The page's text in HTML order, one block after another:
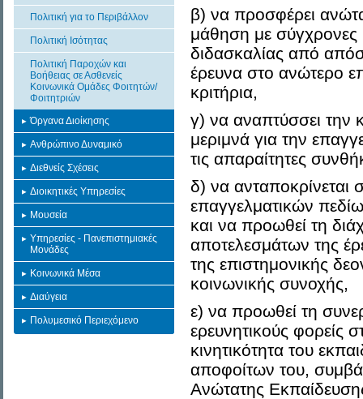
Πολιτική για το Περιβάλλον
Πολιτική Ισότητας
Πολιτική Παροχών και
Βοήθειας σε Ασθενείς
Κοινωνικά Ομάδες Φοιτητών/
Φοιτητριών
Όργανα Διοίκησης
Ανθρώπινο Δυναμικό
Διεθνείς Σχέσεις
Διοικητικές Υπηρεσίες
Μουσεία
Υπηρεσίες - Πανεπιστημιακές
Μονάδες
Κοινωνικά Μέσα
Διαύγεια
Πολυμεσικό Περιεχόμενο
β) να προσφέρει
μάθηση με σύγχρονες
διδασκαλίας από
έρευνα στο ανώτερο
κριτήρια,
γ) να αναπτύσσει την
μεριμνά για την
τις απαραίτητες
δ) να ανταποκρίνεται
επαγγελματικών
και να προωθεί τη
αποτελεσμάτων της
της επιστημονικής
κοινωνικής συνοχής,
ε) να προωθεί τη
ερευνητικούς φορείς
κινητικότητα του
αποφοίτων του,
Ανώτατης